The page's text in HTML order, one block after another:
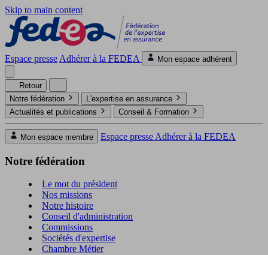
Skip to main content
Espace presse Adhérer à la FEDEA Mon espace adhérent
Retour
Notre fédération
L'expertise en assurance
Actualités et publications
Conseil & Formation
Mon espace membre Espace presse Adhérer à la FEDEA
Notre fédération
Le mot du président
Nos missions
Notre histoire
Conseil d'administration
Commissions
Sociétés d'expertise
Chambre Métier